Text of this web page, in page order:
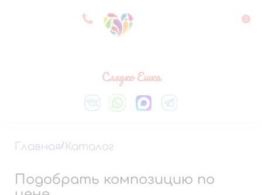
8 927 083 33 05 0
Сладко Ешка
Главная/ Каталог
Подобрать композицию по